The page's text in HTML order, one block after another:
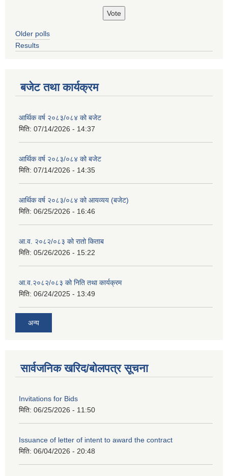
Older polls
Results
बजेट तथा कार्यक्रम
आर्थिक वर्ष २०८३/०८४ को बजेट
मिति: 07/14/2026 - 14:37
आर्थिक वर्ष २०८३/०८४ को बजेट
मिति: 07/14/2026 - 14:35
आर्थिक वर्ष २०८३/०८४ को आयव्यय (बजेट)
मिति: 06/25/2026 - 16:46
आ.व. २०८२/०८३ को रातो किताब
मिति: 05/26/2026 - 15:22
आ.व.२०८२/०८३ को निति तथा कार्यक्रम
मिति: 06/24/2025 - 13:49
अन्य
सार्वजनिक खरिद/बोलपत्र सूचना
Invitations for Bids
मिति: 06/25/2026 - 11:50
Issuance of letter of intent to award the contract
मिति: 06/04/2026 - 20:48